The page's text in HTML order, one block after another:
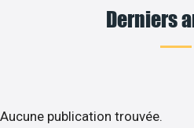
Derniers
Aucune publication trouvée.